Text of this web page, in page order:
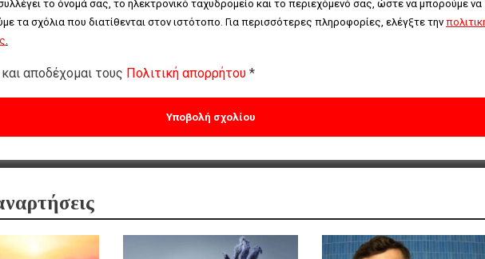
το όνομά σας, το ηλεκτρονικό ταχυδρομείο και το περιεχόμενό σας, ώστε να μπορούμε να
τα σχόλια που διατίθενται στον ιστότοπο. Για περισσότερες πληροφορίες, ελέγξτε την
.
αποδέχομαι τους Πολιτική απορρήτου *